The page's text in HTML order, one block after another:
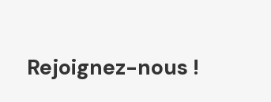
Rejoignez-nous !